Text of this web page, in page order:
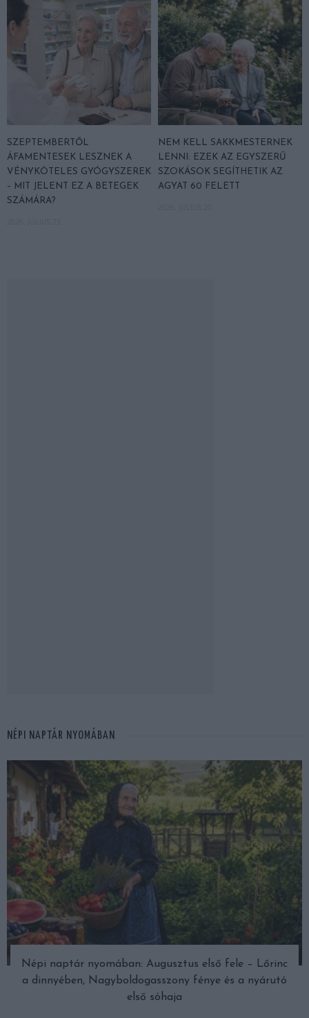
SZEPTEMBERTŐL
ÁFAMENTESEK LESZNEK A
VÉNYKÖTELES GYÓGYSZEREK
– MIT JELENT EZ A BETEGEK
SZÁMÁRA?
NEM KELL SAKKMESTERNEK
LENNI: EZEK AZ EGYSZERŰ
SZOKÁSOK SEGÍTHETIK AZ
AGYAT 60 FELETT
NÉPI NAPTÁR NYOMÁBAN
Népi naptár nyomában: Augusztus első fele – Lőrinc
a dinnyében, Nagyboldogasszony fénye és a nyárutó
első sóhaja